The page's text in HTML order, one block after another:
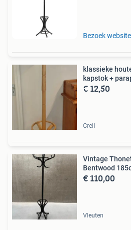
Bezoek website
klassieke
kapstok +
€ 12,50
Creil
Vintage
Bentwood
€ 110,00
Vleuten